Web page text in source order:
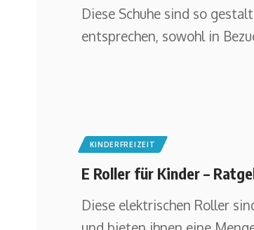
Diese Schuhe sind so
entsprechen, sowohl in
KINDERFREIZEIT
E Roller für Kinder –
Diese elektrischen Roller